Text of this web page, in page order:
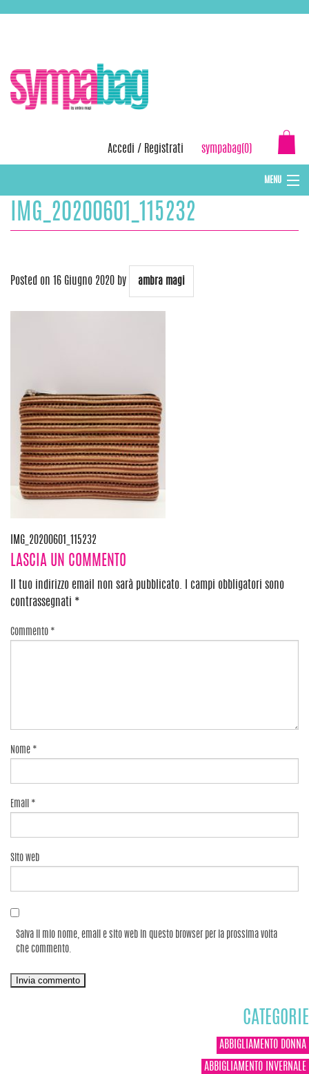
Accedi / Registrati sympabag(0)
MENU
CAPPELLI INVERNALI DONNA
IMG_20200601_115232
Posted on 16 Giugno 2020 by ambra magi
Navigazione
articoli
IMG_20200601_115232
LASCIA UN COMMENTO
Il tuo indirizzo email non sarà pubblicato.
I campi obbligatori sono
contrassegnati *
Commento *
Nome *
Email *
Sito web
Salva il mio nome, email e sito web in questo browser per la prossima volta
che commento.
CATEGORIE
ABBIGLIAMENTO DONNA
ABBIGLIAMENTO INVERNALE